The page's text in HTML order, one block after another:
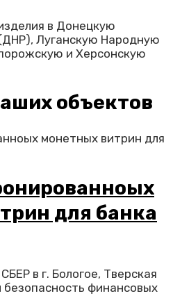
в Донецкую
Луганскую Народную
и Херсонскую
объектов
для банка